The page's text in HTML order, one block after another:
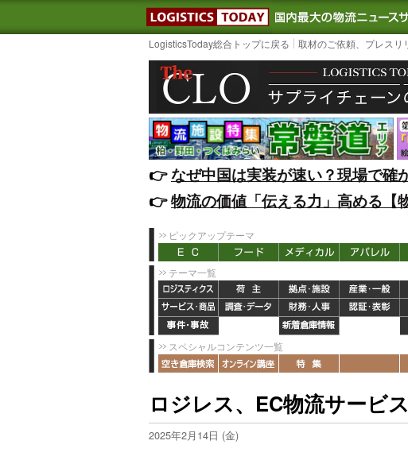
LOGISTICS TODAY｜
LogisticsToday総合トップに戻る 取材のご依頼、プレスリ
👉️なぜ中国は実装が速い？現場で確
👉️物流の価値「伝える力」高める【
ピックアップテーマ
テーマ一覧
スペシャルコンテンツ一覧
ロジレス、EC物流サービ
2025年2月14日 (金)